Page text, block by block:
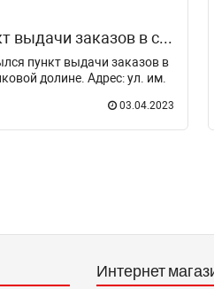
Пункт выдачи заказов в советском районе
пункт выдачи заказов в
долине. Адрес: ул. им.
03.04.2023
Интернет